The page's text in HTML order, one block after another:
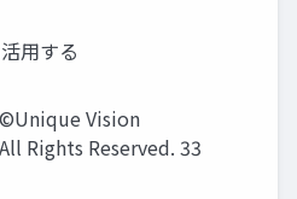
用する
Vision
Rights Reserved. 33